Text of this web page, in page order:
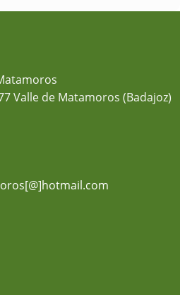
Valle de Matamoros (Badajoz)